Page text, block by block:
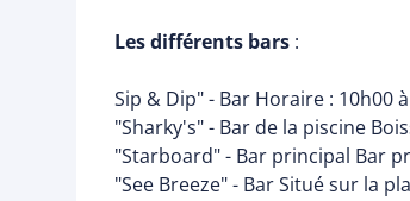
Les différents bars :
Sip & Dip" - Bar Horaire : 10h00
"Sharky's" - Bar de la piscine
"Starboard" - Bar principal Bar
"See Breeze" - Bar Situé sur la